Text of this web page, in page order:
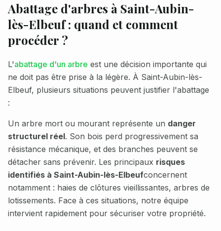
Abattage d'arbres à Saint-Aubin-
lès-Elbeuf: quand et comment
procéder ?
L'abattage d'un arbre est une décision importante qui
ne doit pas être prise à la légère. À Saint-Aubin-lès-
Elbeuf, plusieurs situations peuvent justifier l'abattage
:
Un arbre mort ou mourant représente un danger
structurel réel. Son bois perd progressivement sa
résistance mécanique, et des branches peuvent se
détacher sans prévenir. Les principaux risques
identifiés à Saint-Aubin-lès-Elbeufconcernent
notamment : haies de clôtures vieillissantes, arbres de
lotissements. Face à ces situations, notre équipe
intervient rapidement pour sécuriser votre propriété.